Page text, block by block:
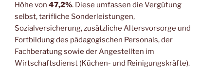
Höhe von 47,2%. Diese umfassen die Vergütung
selbst, tarifliche Sonderleistungen,
Sozialversicherung, zusätzliche Altersvorsorge und
Fortbildung des pädagogischen Personals, der
Fachberatung sowie der Angestellten im
Wirtschaftsdienst (Küchen- und Reinigungskräfte).